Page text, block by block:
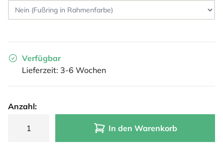
Verfügbar
Lieferzeit: 3-6 Wochen
Anzahl:
In den Warenkorb